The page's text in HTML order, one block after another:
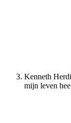
Kenneth
mijn leven